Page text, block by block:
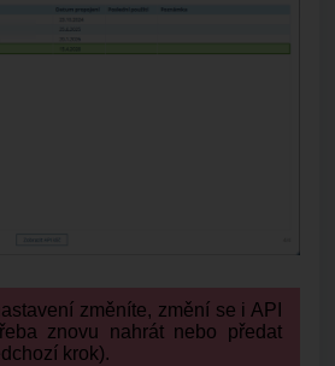
změníte, změní se i API
znovu nahrát nebo předat
krok).